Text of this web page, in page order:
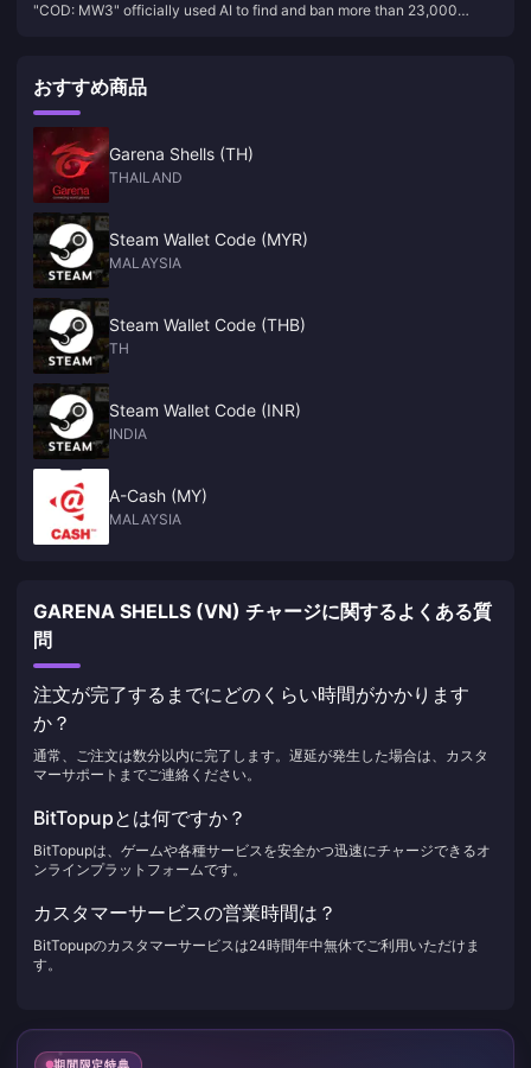
23,000 accounts
"COD: MW3" officially used AI to find and ban more than 23,000
おすすめ商品
Garena Shells (TH)
THAILAND
Steam Wallet Code (MYR)
MALAYSIA
Steam Wallet Code (THB)
TH
Steam Wallet Code (INR)
INDIA
A-Cash (MY)
MALAYSIA
GARENA SHELLS (VN) チャージに関するよくある質
問
注文が完了するまでにどのくらい時間がかかります
か？
通常、ご注文は数分以内に完了します。遅延が発生した場合は、カスタ
マーサポートまでご連絡ください。
BitTopupとは何ですか？
BitTopupは、ゲームや各種サービスを安全かつ迅速にチャージできるオ
ンラインプラットフォームです。
カスタマーサービスの営業時間は？
BitTopupのカスタマーサービスは24時間年中無休でご利用いただけま
す。
期間限定特典